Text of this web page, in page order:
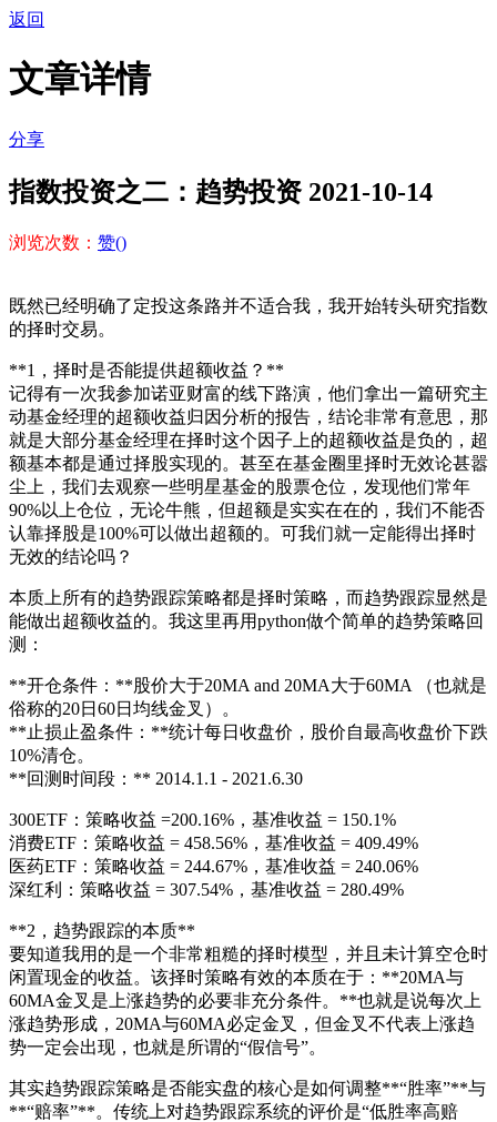
返回
文章详情
分享
指数投资之二：趋势投资2021-10-14
浏览次数： 赞()
既然已经明确了定投这条路并不适合我，我开始转头研究指数
的择时交易。
**1，择时是否能提供超额收益？**
记得有一次我参加诺亚财富的线下路演，他们拿出一篇研究主
动基金经理的超额收益归因分析的报告，结论非常有意思，那
就是大部分基金经理在择时这个因子上的超额收益是负的，超
额基本都是通过择股实现的。甚至在基金圈里择时无效论甚嚣
尘上，我们去观察一些明星基金的股票仓位，发现他们常年
90%以上仓位，无论牛熊，但超额是实实在在的，我们不能否
认靠择股是100%可以做出超额的。可我们就一定能得出择时
无效的结论吗？
本质上所有的趋势跟踪策略都是择时策略，而趋势跟踪显然是
能做出超额收益的。我这里再用python做个简单的趋势策略回
测：
**开仓条件：**股价大于20MA and 20MA大于60MA （也就是
俗称的20日60日均线金叉）。
**止损止盈条件：**统计每日收盘价，股价自最高收盘价下跌
10%清仓。
**回测时间段：** 2014.1.1 - 2021.6.30
300ETF：策略收益 =200.16%，基准收益 = 150.1%
消费ETF：策略收益 = 458.56%，基准收益 = 409.49%
医药ETF：策略收益 = 244.67%，基准收益 = 240.06%
深红利：策略收益 = 307.54%，基准收益 = 280.49%
**2，趋势跟踪的本质**
要知道我用的是一个非常粗糙的择时模型，并且未计算空仓时
闲置现金的收益。该择时策略有效的本质在于：**20MA与
60MA金叉是上涨趋势的必要非充分条件。**也就是说每次上
涨趋势形成，20MA与60MA必定金叉，但金叉不代表上涨趋
势一定会出现，也就是所谓的“假信号”。
其实趋势跟踪策略是否能实盘的核心是如何调整**“胜率”**与
**“赔率”**。传统上对趋势跟踪系统的评价是“低胜率高赔